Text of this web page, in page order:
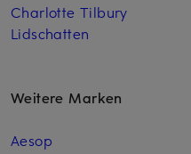
Charlotte Tilbury
Lidschatten
Weitere Marken
Aesop